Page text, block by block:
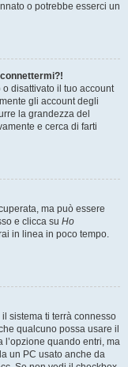
o potrebbe esserci un
disattivato il tuo account
gli account degli
la grandezza del
e cerca di farti
ma può essere
e clicca su Ho
in linea in poco tempo.
sistema ti terrà connesso
qualcuno possa usare il
l’opzione quando entri, ma
un PC usato anche da